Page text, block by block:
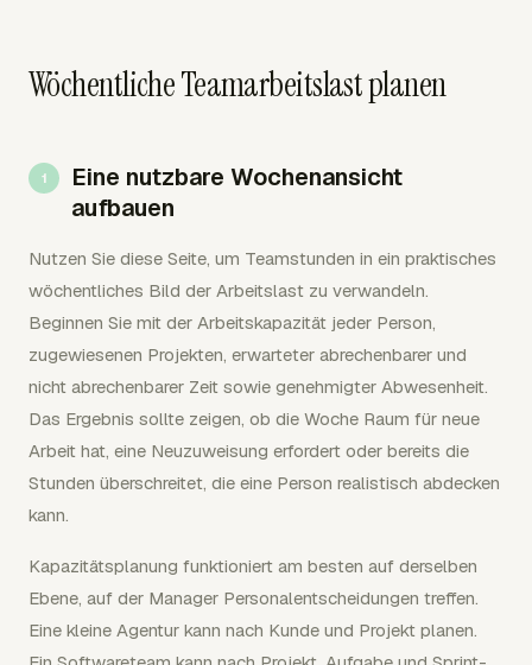
Wöchentliche Teamarbeitslast planen
Eine nutzbare Wochenansicht
aufbauen
Nutzen Sie diese Seite, um Teamstunden in ein praktisches
wöchentliches Bild der Arbeitslast zu verwandeln.
Beginnen Sie mit der Arbeitskapazität jeder Person,
zugewiesenen Projekten, erwarteter abrechenbarer und
nicht abrechenbarer Zeit sowie genehmigter Abwesenheit.
Das Ergebnis sollte zeigen, ob die Woche Raum für neue
Arbeit hat, eine Neuzuweisung erfordert oder bereits die
Stunden überschreitet, die eine Person realistisch abdecken
kann.
Kapazitätsplanung funktioniert am besten auf derselben
Ebene, auf der Manager Personalentscheidungen treffen.
Eine kleine Agentur kann nach Kunde und Projekt planen.